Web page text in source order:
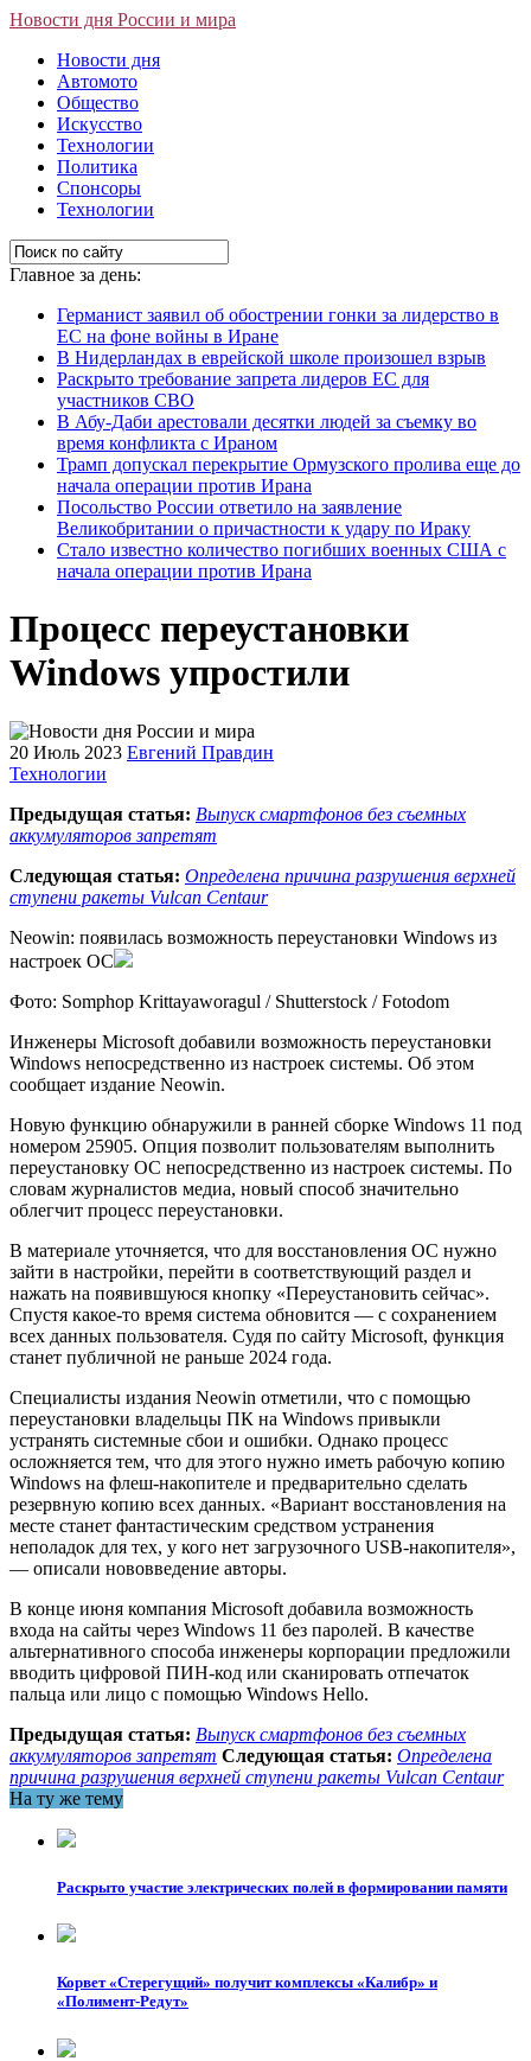
Новости дня России и мира
Новости дня
Автомото
Общество
Искусство
Технологии
Политика
Спонсоры
Технологии
Главное за день:
Германист заявил об обострении гонки за лидерство в
ЕС на фоне войны в Иране
В Нидерландах в еврейской школе произошел взрыв
Раскрыто требование запрета лидеров ЕС для
участников СВО
В Абу-Даби арестовали десятки людей за съемку во
время конфликта с Ираном
Трамп допускал перекрытие Ормузского пролива еще до
начала операции против Ирана
Посольство России ответило на заявление
Великобритании о причастности к удару по Ираку
Стало известно количество погибших военных США с
начала операции против Ирана
Процесс переустановки
Windows упростили
20 Июль 2023 Евгений Правдин
Технологии
Предыдущая статья: Выпуск смартфонов без съемных
аккумуляторов запретят
Следующая статья: Определена причина разрушения верхней
ступени ракеты Vulcan Centaur
Neowin: появилась возможность переустановки Windows из
настроек ОС
Фото: Somphop Krittayaworagul / Shutterstock / Fotodom
Инженеры Microsoft добавили возможность переустановки
Windows непосредственно из настроек системы. Об этом
сообщает издание Neowin.
Новую функцию обнаружили в ранней сборке Windows 11 под
номером 25905. Опция позволит пользователям выполнить
переустановку ОС непосредственно из настроек системы. По
словам журналистов медиа, новый способ значительно
облегчит процесс переустановки.
В материале уточняется, что для восстановления ОС нужно
зайти в настройки, перейти в соответствующий раздел и
нажать на появившуюся кнопку «Переустановить сейчас».
Спустя какое-то время система обновится — с сохранением
всех данных пользователя. Судя по сайту Microsoft, функция
станет публичной не раньше 2024 года.
Специалисты издания Neowin отметили, что с помощью
переустановки владельцы ПК на Windows привыкли
устранять системные сбои и ошибки. Однако процесс
осложняется тем, что для этого нужно иметь рабочую копию
Windows на флеш-накопителе и предварительно сделать
резервную копию всех данных. «Вариант восстановления на
месте станет фантастическим средством устранения
неполадок для тех, у кого нет загрузочного USB-накопителя»,
— описали нововведение авторы.
В конце июня компания Microsoft добавила возможность
входа на сайты через Windows 11 без паролей. В качестве
альтернативного способа инженеры корпорации предложили
вводить цифровой ПИН-код или сканировать отпечаток
пальца или лицо с помощью Windows Hello.
Предыдущая статья: Выпуск смартфонов без съемных
аккумуляторов запретят Следующая статья: Определена
причина разрушения верхней ступени ракеты Vulcan Centaur
На ту же тему
Раскрыто участие электрических полей в формировании памяти
Корвет «Стерегущий» получит комплексы «Калибр» и
«Полимент-Редут»